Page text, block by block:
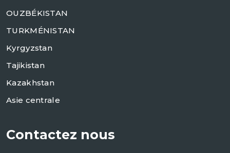
OUZBÉKISTAN
TURKMÉNISTAN
Kyrgyzstan
Tajikistan
Kazakhstan
Asie centrale
Contactez nous